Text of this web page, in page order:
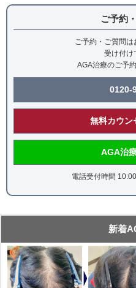
が詳しく説明させていた
ありましたらお気軽にお
オーダーメイドAGA処
ご予約
ご予約・ご質問
受け付け
AGA治療のご予
0120-
無料カウン
AGA治
電話受付時間
新着